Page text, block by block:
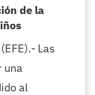
de la
Las
una
al